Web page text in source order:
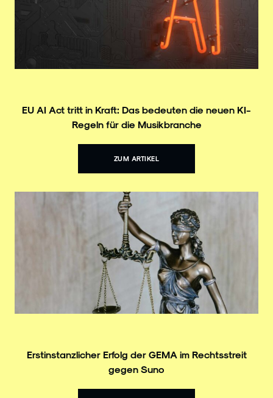
EU AI Act tritt in Kraft: Das bedeuten die neuen KI-
Regeln für die Musikbranche
ZUM ARTIKEL
Erstinstanzlicher Erfolg der GEMA im Rechtsstreit
gegen Suno